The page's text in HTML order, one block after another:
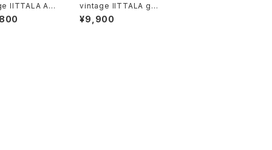
IITTALA AR
ィンテ
クティア フラ
vintage IITTALA gla
ss jar 1L / ヴィンテー
ジ イッタラ ガラス保存
¥9,900